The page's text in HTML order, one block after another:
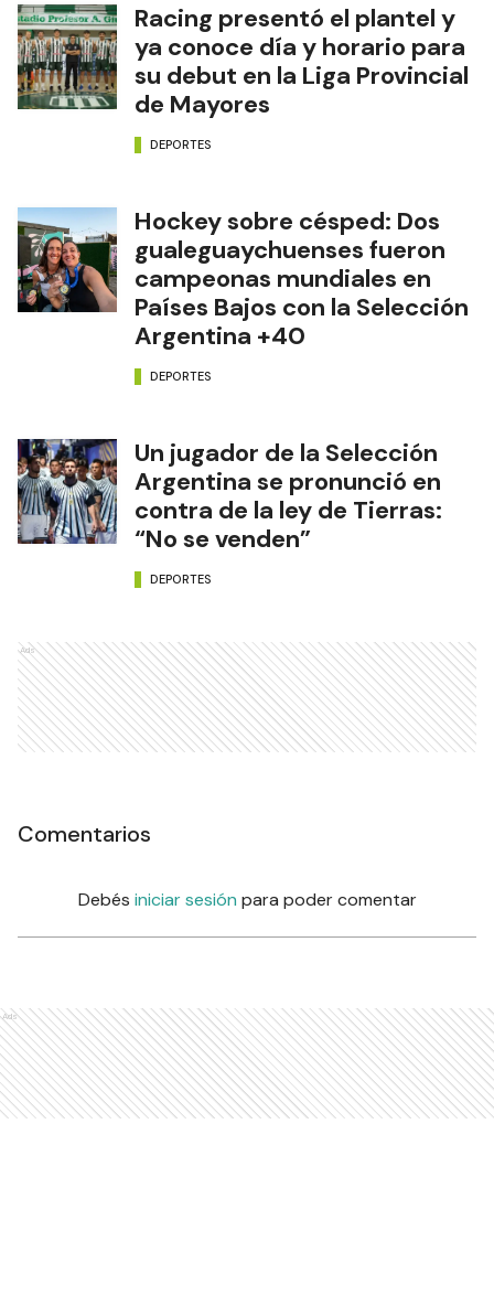
Racing presentó el plantel y
ya conoce día y horario para
su debut en la Liga Provincial
de Mayores
DEPORTES
Hockey sobre césped: Dos
gualeguaychuenses fueron
campeonas mundiales en
Países Bajos con la Selección
Argentina +40
DEPORTES
Un jugador de la Selección
Argentina se pronunció en
contra de la ley de Tierras:
“No se venden”
DEPORTES
Ads
Comentarios
Debés iniciar sesión para poder comentar
Ads